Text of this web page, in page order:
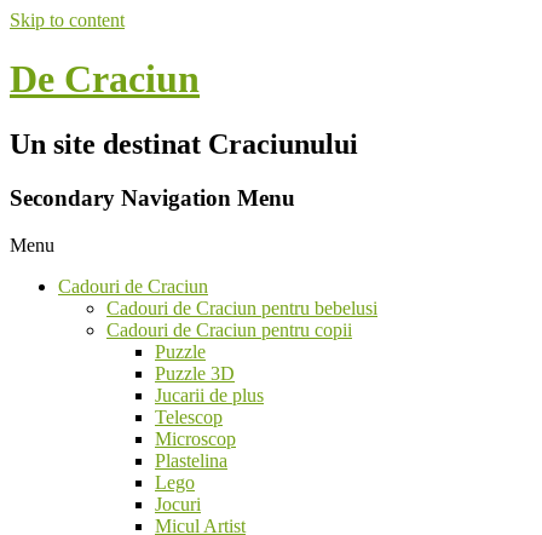
Skip to content
De Craciun
Un site destinat Craciunului
Secondary Navigation Menu
Menu
Cadouri de Craciun
Cadouri de Craciun pentru bebelusi
Cadouri de Craciun pentru copii
Puzzle
Puzzle 3D
Jucarii de plus
Telescop
Microscop
Plastelina
Lego
Jocuri
Micul Artist